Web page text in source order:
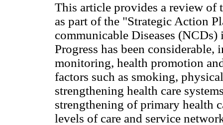
This article provides a review of
as part of the "Strategic Action
communicable Diseases
Progress has been
monitoring, health promotion
factors such as smoking,
strengthening health care
strengthening of primary health
levels of care and service